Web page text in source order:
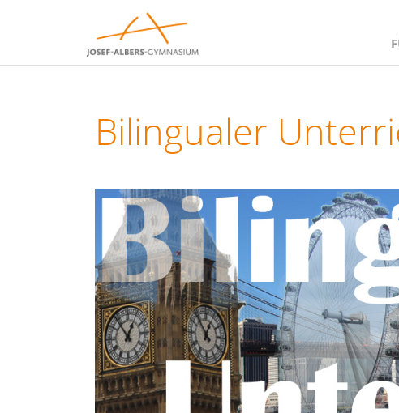
Bilingualer